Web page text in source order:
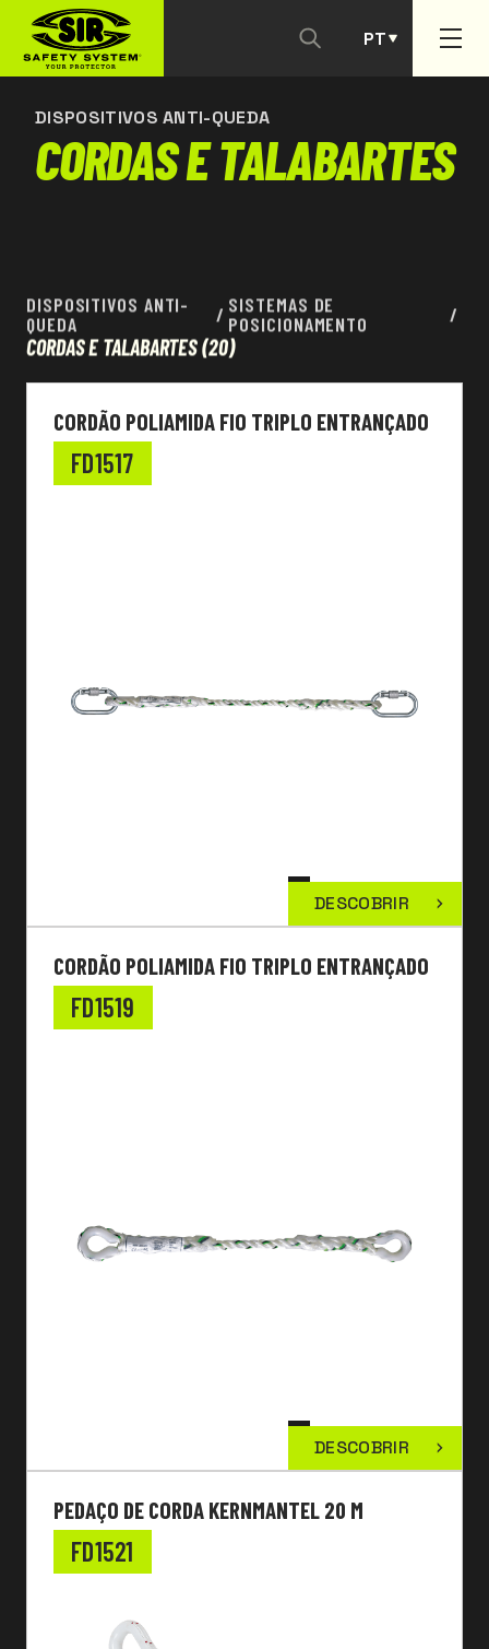
PT
ES
DISPOSITIVOS ANTI-QUEDA
CORDAS E TALABARTES
DISPOSITIVOS ANTI-
QUEDA
/ SISTEMAS DE
POSICIONAMENTO
/
CORDAS E TALABARTES(20)
CORDÃO POLIAMIDA FIO TRIPLO ENTRANÇADO
FD1517
DESCOBRIR
CORDÃO POLIAMIDA FIO TRIPLO ENTRANÇADO
FD1519
DESCOBRIR
PEDAÇO DE CORDA KERNMANTEL 20 M
FD1521
CONTACTAR-NOS